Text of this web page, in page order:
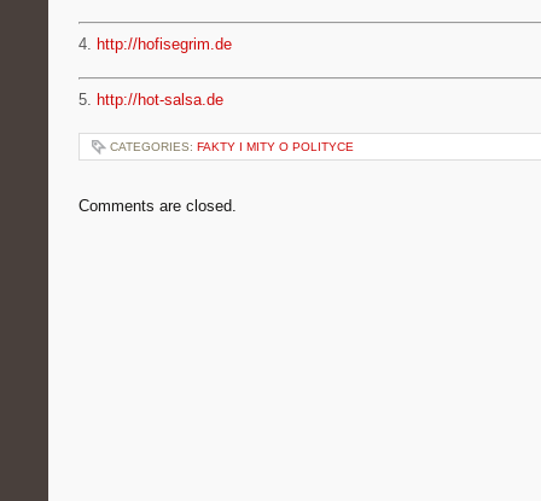
4. http://hofisegrim.de
5. http://hot-salsa.de
CATEGORIES: FAKTY I MITY O POLITYCE
Comments are closed.